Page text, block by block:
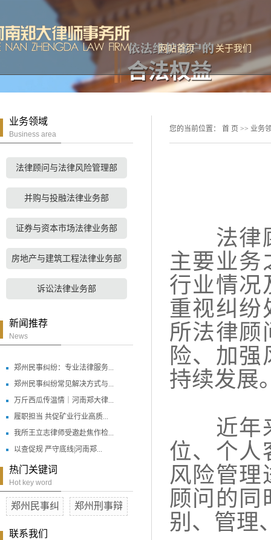
网站首页 关于我们
公司简介
联系我们
业务领域
Business area
法律顾问与法律风险管理部
并购与投融法律业务部
证券与资本市场法律业务部
房地产与建筑工程法律业务部
诉讼法律业务部
新闻推荐
News
郑州民事纠纷：专业法律服务...
郑州民事纠纷常见解决方式与...
万斤西瓜传温情｜河南郑大律...
履职担当 共促矿业行业高质...
我所王立志律师受邀赴焦作检...
以查促规 严守底线|河南郑...
热门关键词
Hot key word
郑州民事纠 郑州刑事辩
联系我们
您的当前位置： 首 页 >> 业务
法律顾
主要业务
行业情况
重视纠纷
所法律顾
险、加
持续发展
近年
位、个人
风险管理
顾问的同
别、管理